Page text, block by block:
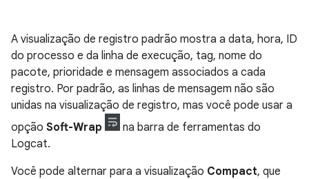
A visualização de registro padrão mostra a data, hora, ID
do processo e da linha de execução, tag, nome do
pacote, prioridade e mensagem associados a cada
registro. Por padrão, as linhas de mensagem não são
unidas na visualização de registro, mas você pode usar a
opção Soft-Wrap
na barra de ferramentas do
Logcat.
Você pode alternar para a visualização Compact, que